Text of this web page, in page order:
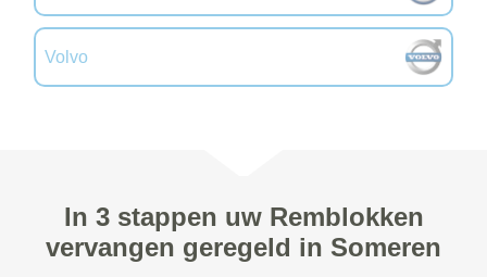
Volvo
In 3 stappen uw Remblokken
vervangen geregeld in Someren